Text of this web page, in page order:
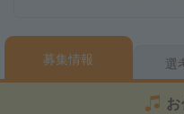
募集情報 選